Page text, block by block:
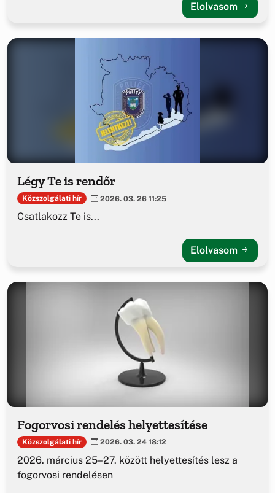
Elolvasom
Légy Te is rendőr
Közszolgálati hír 2026. 03. 26 11:25
Csatlakozz Te is...
Elolvasom
Fogorvosi rendelés helyettesítése
Közszolgálati hír 2026. 03. 24 18:12
2026. március 25–27. között helyettesítés lesz a
fogorvosi rendelésen